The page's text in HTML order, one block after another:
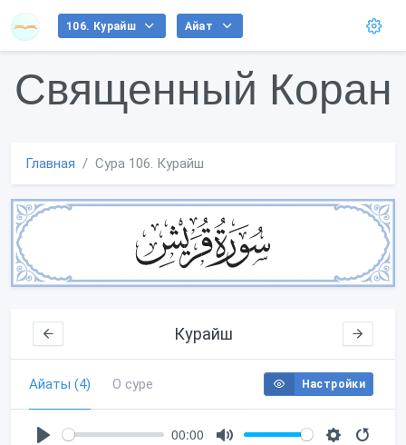
106. Курайш Айат
Священный Коран
Главная Сура 106. Курайш
Курайш
Айаты (4) О суре Настройки
00:00